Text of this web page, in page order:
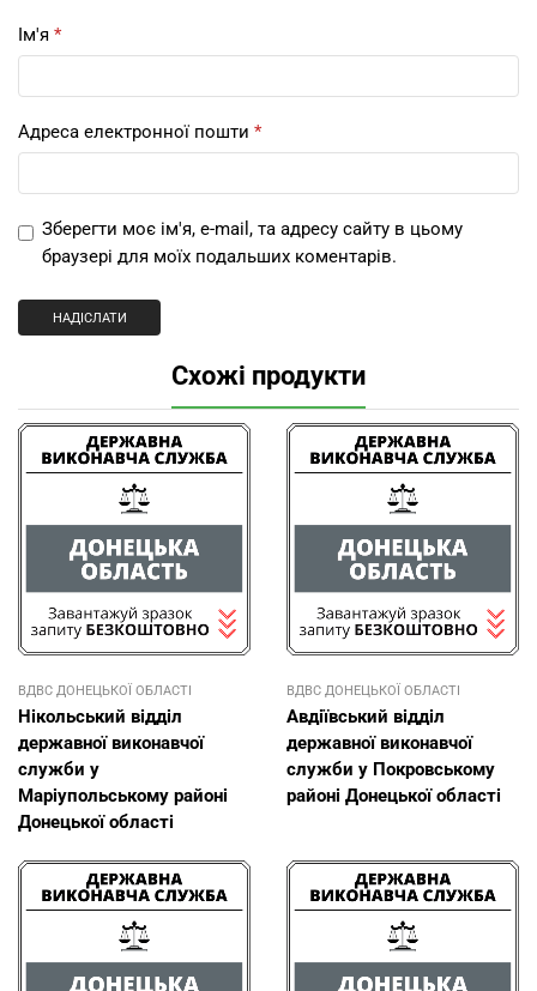
Ім'я *
Адреса електронної пошти *
Зберегти моє ім'я, e-mail, та адресу сайту в цьому
браузері для моїх подальших коментарів.
Схожі продукти
ВДВС ДОНЕЦЬКОЇ ОБЛАСТI
Нікольський відділ
державної виконавчої
служби у
Маріупольському районі
Донецької області
ВДВС ДОНЕЦЬКОЇ ОБЛАСТI
Авдіївський відділ
державної виконавчої
служби у Покровському
районі Донецької області